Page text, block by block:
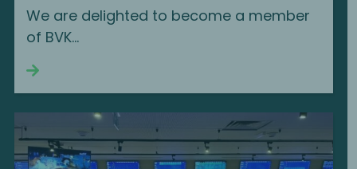
We are delighted to become a member
of BVK…